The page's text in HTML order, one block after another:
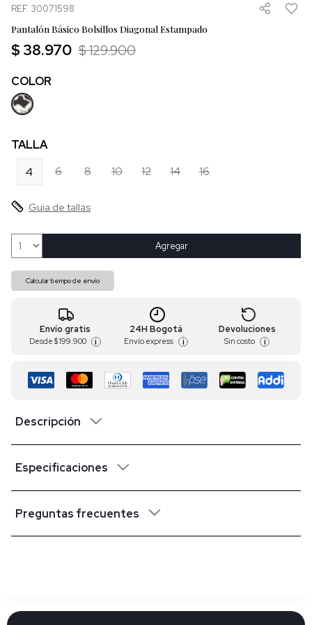
REF. 30071598
Pantalón Básico Bolsillos Diagonal Estampado
$ 38.970 $ 129.900
COLOR
TALLA
4
6 8 10 12 14 16
Guia de tallas
Agregar
Calcular tiempo de envío
Envío gratis
Desde $ 199.900 i
24H Bogotá
Envío express i
Devoluciones
Sin costo i
Descripción
Especificaciones
Preguntas frecuentes